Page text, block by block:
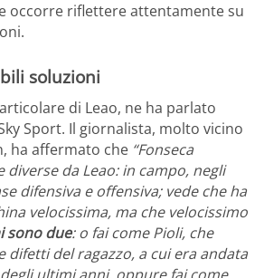
occorre riflettere attentamente su
soluzioni
di Leao, ne ha parlato
Sport. Il giornalista, molto vicino
ha affermato che “Fonseca
diverse da Leao: in campo, negli
difensiva e offensiva; vede che ha
velocissima, ma che velocissimo
sono due: o fai come Pioli, che
difetti del ragazzo, a cui era andata